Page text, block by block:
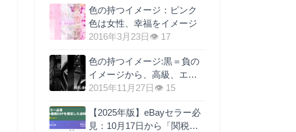
色の持つイメージ：ピンク
色は女性、幸福をイメージ
2016年3月23日 👁 17
色の持つイメージ:黒＝負の
イメージから、高級、エレ
ガントへ
2015年11月27日 👁 15
【2025年版】eBayセラー必
見：10月17日から「関税元